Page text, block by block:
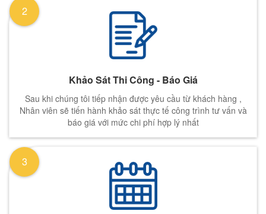
Khảo Sát Thi Công - Báo Giá
Sau khi chúng tôi tiếp nhận được yêu cầu từ khách hàng ,
Nhân viên sẽ tiến hành khảo sát thực tế công trình tư vấn và
báo giá với mức chi phí hợp lý nhất
2
3